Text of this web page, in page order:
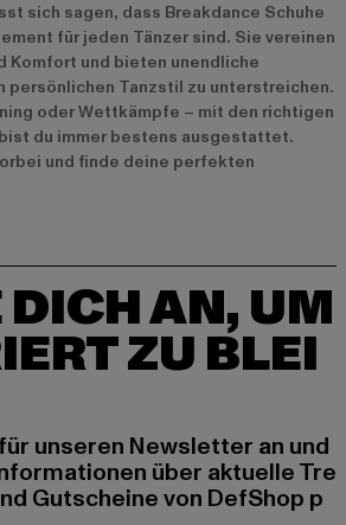
sich sagen, dass Breakdance Schuhe
für jeden Tänzer sind. Sie vereinen
Komfort und bieten unendliche
persönlichen Tanzstil zu unterstreichen.
oder Wettkämpfe – mit den richtigen
du immer bestens ausgestattet.
und finde deine perfekten
AN, UM
ZU BLEI
unseren Newsletter an und
über aktuelle Tre
Gutscheine von DefShop p